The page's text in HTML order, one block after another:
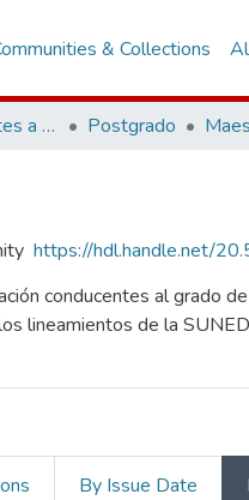
& Collections
1. Trabajos Conducentes a Grados y Títulos Postgrado
https://hdl.handle.net/
conducentes al grado de
lineamientos de la
By Issue Date